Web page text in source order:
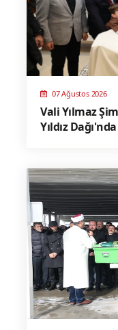
07 Ağustos 2026
Vali Yılmaz
Yıldız